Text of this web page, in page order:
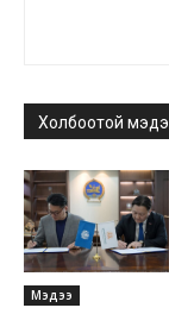
Холбоотой
Мэдээ